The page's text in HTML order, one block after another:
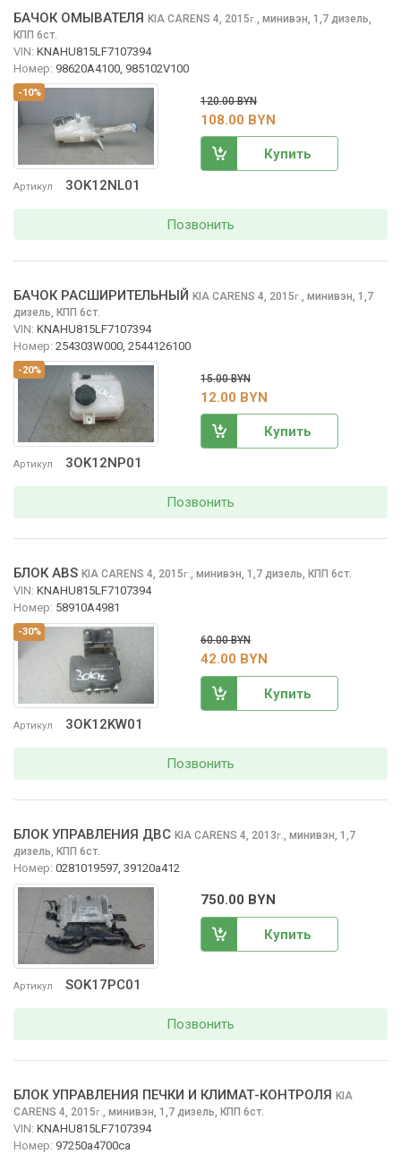
-10%
Артикул 3OK12NL01
БАЧОК ОМЫВАТЕЛЯ KIA CARENS 4, 2015г., минивэн, 1,7 дизель,
КПП 6ст.
VIN: KNAHU815LF7107394
Номер: 98620A4100, 985102V100
120.00 BYN
108.00 BYN
Купить
Позвонить
-20%
Артикул 3OK12NP01
БАЧОК РАСШИРИТЕЛЬНЫЙ KIA CARENS 4, 2015г., минивэн, 1,7
дизель, КПП 6ст.
VIN: KNAHU815LF7107394
Номер: 254303W000, 2544126100
15.00 BYN
12.00 BYN
Купить
Позвонить
-30%
Артикул 3OK12KW01
БЛОК ABS KIA CARENS 4, 2015г., минивэн, 1,7 дизель, КПП 6ст.
VIN: KNAHU815LF7107394
Номер: 58910A4981
60.00 BYN
42.00 BYN
Купить
Позвонить
Артикул SOK17PC01
БЛОК УПРАВЛЕНИЯ ДВС KIA CARENS 4, 2013г., минивэн, 1,7
дизель, КПП 6ст.
Номер: 0281019597, 39120a412
750.00 BYN
Купить
Позвонить
БЛОК УПРАВЛЕНИЯ ПЕЧКИ И КЛИМАТ-КОНТРОЛЯ KIA
CARENS 4, 2015г., минивэн, 1,7 дизель, КПП 6ст.
VIN: KNAHU815LF7107394
Номер: 97250a4700ca